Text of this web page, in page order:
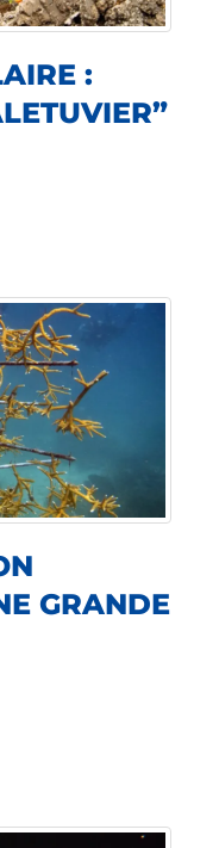
:
GRANDE